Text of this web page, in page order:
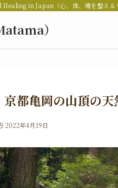
in Japan（心、体、魂を整えるリ
）
京都亀岡の山頂の天
2022年4月19日